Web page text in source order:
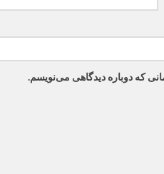
که دوباره دیدگاهی می‌نویسم.